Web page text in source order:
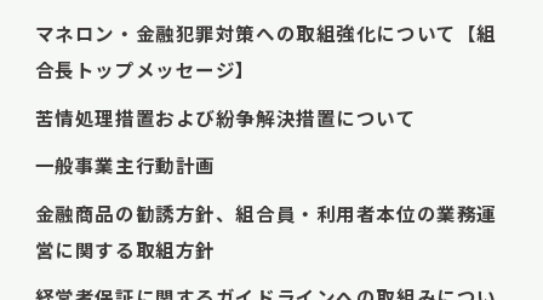
マネロン・金融犯罪対策への取組強化について【組
合長トップメッセージ】
苦情処理措置および紛争解決措置について
一般事業主行動計画
金融商品の勧誘方針、組合員・利用者本位の業務運
営に関する取組方針